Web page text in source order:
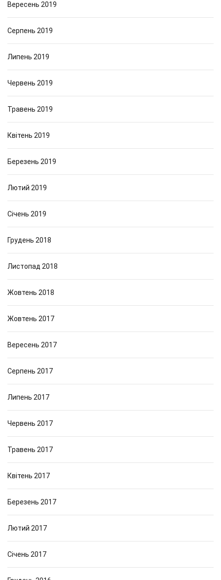
Вересень 2019
Серпень 2019
Липень 2019
Червень 2019
Травень 2019
Квітень 2019
Березень 2019
Лютий 2019
Січень 2019
Грудень 2018
Листопад 2018
Жовтень 2018
Жовтень 2017
Вересень 2017
Серпень 2017
Липень 2017
Червень 2017
Травень 2017
Квітень 2017
Березень 2017
Лютий 2017
Січень 2017